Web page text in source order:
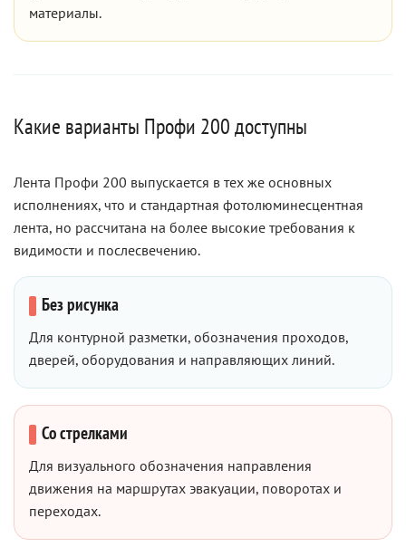
материалы.
Какие варианты Профи 200 доступны
Лента Профи 200 выпускается в тех же основных
исполнениях, что и стандартная фотолюминесцентная
лента, но рассчитана на более высокие требования к
видимости и послесвечению.
Без рисунка
Для контурной разметки, обозначения проходов,
дверей, оборудования и направляющих линий.
Со стрелками
Для визуального обозначения направления
движения на маршрутах эвакуации, поворотах и
переходах.